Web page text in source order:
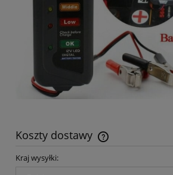
Koszty dostawy
Cena nie zawiera ewentualnych kosztów
Kraj wysyłki: